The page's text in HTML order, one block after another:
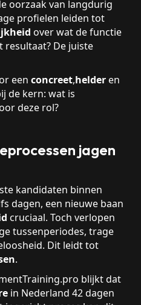
oorzaak van langdurig
profielen leiden tot
over wat de functie
De juiste
een concreet,helder en
de kern: wat is
deze rol?
jagen
kandidaten binnen
dagen, een nieuwe baan
cruciaal. Toch verlopen
tussenperiodes, trage
Dit leidt tot
.
blijkt dat
in Nederland 42 dagen